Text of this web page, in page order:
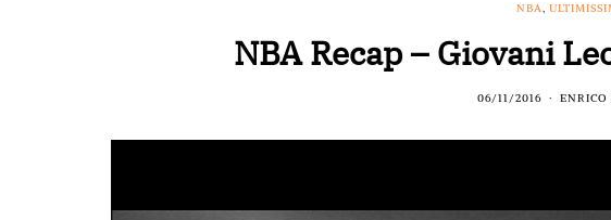
NBA,
NBA Recap – Giovani
06/11/2016 ENRICO